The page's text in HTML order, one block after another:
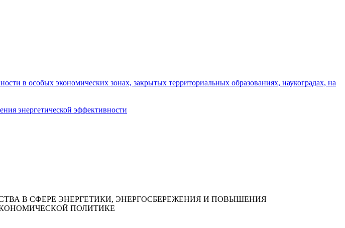
в особых экономических зонах, закрытых территориальных образованиях, наукоградах, на
энергетической эффективности
В СФЕРЕ ЭНЕРГЕТИКИ, ЭНЕРГОСБЕРЕЖЕНИЯ И ПОВЫШЕНИЯ
ПОЛИТИКЕ